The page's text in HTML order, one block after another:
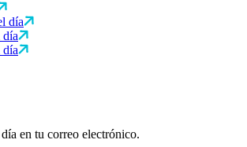
día
día
día
en tu correo electrónico.